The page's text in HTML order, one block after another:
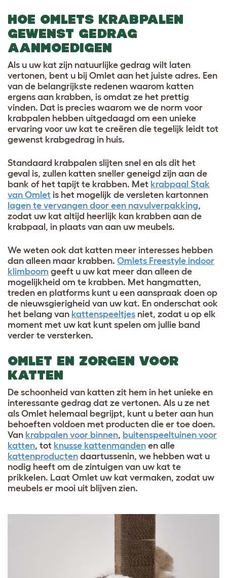
HOE OMLETS KRABPALEN
GEWENST GEDRAG
AANMOEDIGEN
Als u uw kat zijn natuurlijke gedrag wilt laten
vertonen, bent u bij Omlet aan het juiste adres. Een
van de belangrijkste redenen waarom katten
ergens aan krabben, is omdat ze het prettig
vinden. Dat is precies waarom we de norm voor
krabpalen hebben uitgedaagd om een unieke
ervaring voor uw kat te creëren die tegelijk leidt tot
gewenst krabgedrag in huis.
Standaard krabpalen slijten snel en als dit het
geval is, zullen katten sneller geneigd zijn aan de
bank of het tapijt te krabben. Met krabpaal Stak
van Omlet is het mogelijk de versleten kartonnen
lagen te vervangen door een navulverpakking,
zodat uw kat altijd heerlijk kan krabben aan de
krabpaal, in plaats van aan uw meubels.
We weten ook dat katten meer interesses hebben
dan alleen maar krabben. Omlets Freestyle indoor
klimboom geeft u uw kat meer dan alleen de
mogelijkheid om te krabben. Met hangmatten,
treden en platforms kunt u een aanspraak doen op
de nieuwsgierigheid van uw kat. En onderschat ook
het belang van kattenspeeltjes niet, zodat u op elk
moment met uw kat kunt spelen om jullie band
verder te versterken.
OMLET EN ZORGEN VOOR
KATTEN
De schoonheid van katten zit hem in het unieke en
interessante gedrag dat ze vertonen. Als u ze net
als Omlet helemaal begrijpt, kunt u beter aan hun
behoeften voldoen met producten die er toe doen.
Van krabpalen voor binnen, buitenspeeltuinen voor
katten, tot knusse kattenmanden en alle
kattenproducten daartussenin, we hebben wat u
nodig heeft om de zintuigen van uw kat te
prikkelen. Laat Omlet uw kat vermaken, zodat uw
meubels er mooi uit blijven zien.